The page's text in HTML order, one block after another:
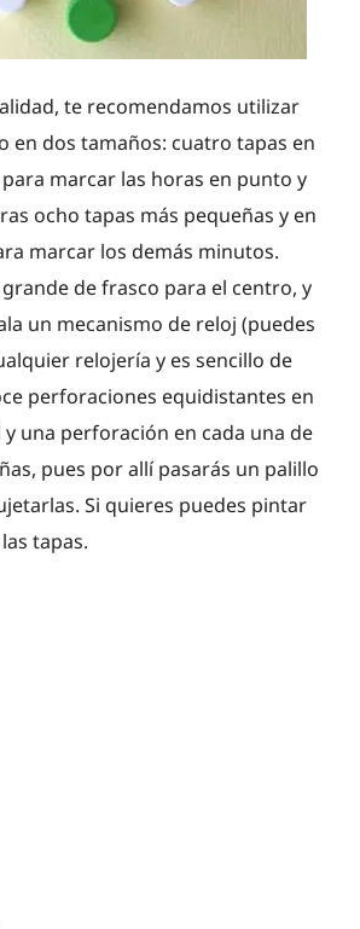
te recomendamos utilizar
en dos tamaños: cuatro tapas en
marcar las horas en punto y
ocho tapas más pequeñas y en
marcar los demás minutos.
de frasco para el centro, y
un mecanismo de reloj (puedes
relojería y es sencillo de
perforaciones equidistantes en
una perforación en cada una de
pues por allí pasarás un palillo
Si quieres puedes pintar
tapas.